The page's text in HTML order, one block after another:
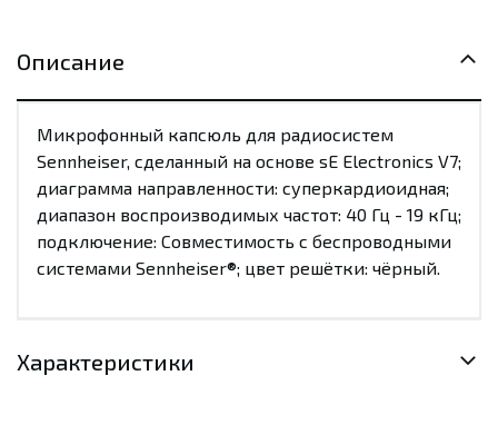
Описание
Микрофонный капсюль для радиосистем
Sennheiser, сделанный на основе sE Electronics V7;
диаграмма направленности: суперкардиоидная;
диапазон воспроизводимых частот: 40 Гц - 19 кГц;
подключение: Совместимость с беспроводными
системами Sennheiser®; цвет решётки: чёрный.
Характеристики